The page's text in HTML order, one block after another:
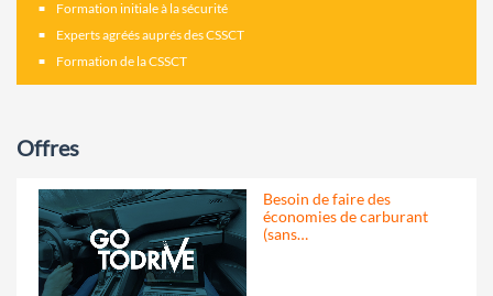
Formation initiale à la sécurité
Experts agréés auprés des CSSCT
Formation de la CSSCT
Offres
Besoin de faire des
économies de carburant
(sans…